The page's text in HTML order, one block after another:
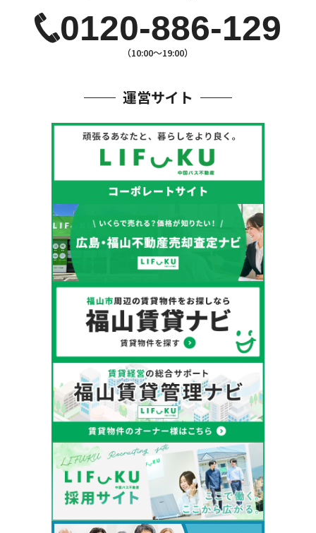
0120-886-129
（10:00〜19:00）
運営サイト